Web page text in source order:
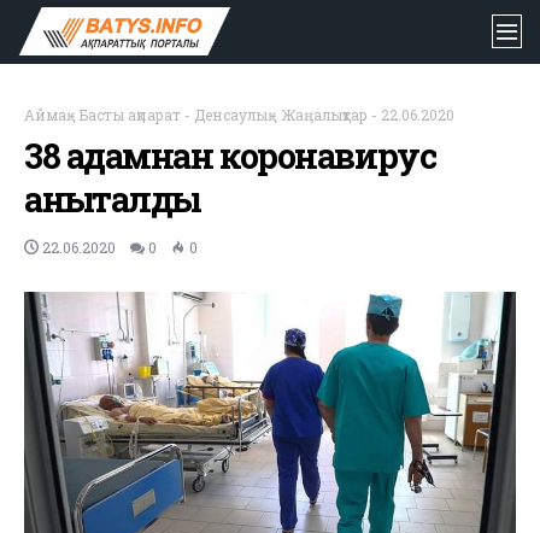
Аймақ- Басты ақпарат - Денсаулық- Жаңалықтар - 22.06.2020
38 адамнан коронавирус
анықталды
22.06.2020 0 0